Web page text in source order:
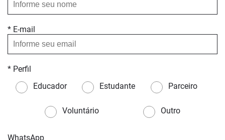
* E-mail
* Perfil
Educador
Estudante Parceiro
Voluntário Outro
WhatsApp